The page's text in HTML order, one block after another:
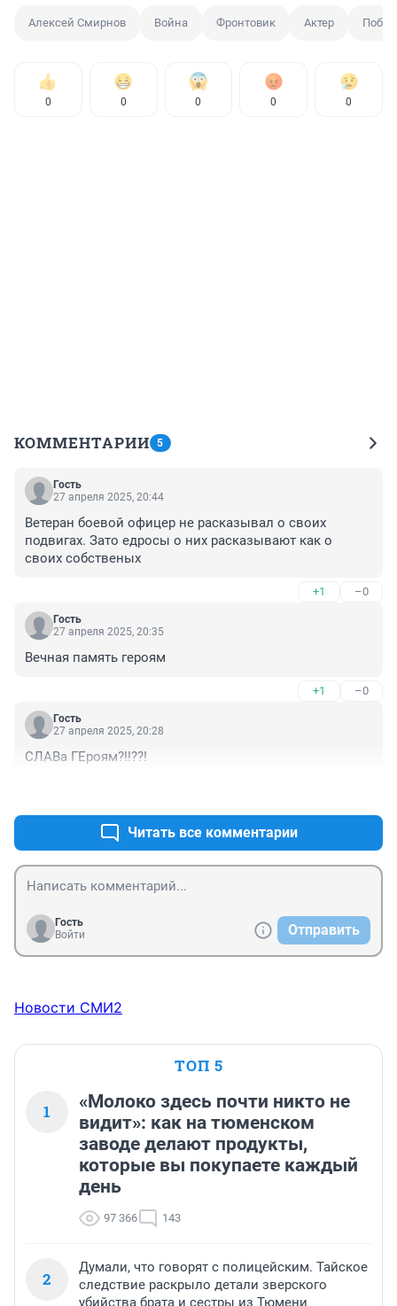
Алексей Смирнов Война Фронтовик Актер
0 0 0 0 0
КОММЕНТАРИИ 5
Гость
27 апреля 2025, 20:44
Ветеран боевой офицер не расказывал о своих
подвигах. Зато едросы о них расказывают как о
своих собственых
+1 –0
Гость
27 апреля 2025, 20:35
Вечная память героям
+1 –0
Гость
27 апреля 2025, 20:28
СЛАВа ГЕроям?!!??!
Читать все комментарии
Гость
Войти
Отправить
Новости СМИ2
ТОП 5
1
«Молоко здесь почти никто не
видит»: как на тюменском
заводе делают продукты,
которые вы покупаете каждый
день
97 366 143
2
Думали, что говорят с полицейским. Тайское
следствие раскрыло детали зверского
убийства брата и сестры из Тюмени